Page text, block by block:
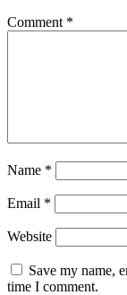
Comment *
Name *
Email *
Website
Save my name,
time I comment.